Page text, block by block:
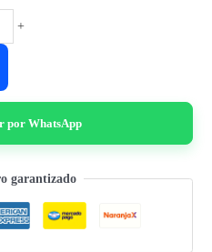
+
por WhatsApp
garantizado